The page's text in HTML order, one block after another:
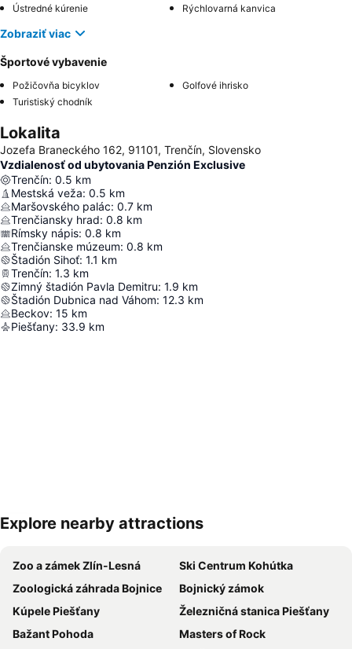
Ústredné kúrenie Rýchlovarná kanvica
Zobraziť viac
Športové vybavenie
Požičovňa bicyklov
Golfové ihrisko
Turistiský chodník
Lokalita
Jozefa Braneckého 162, 91101, Trenčín, Slovensko
Vzdialenosť od ubytovania Penzión Exclusive
Trenčín: 0.5 km
Mestská veža: 0.5 km
Maršovského palác: 0.7 km
Trenčiansky hrad: 0.8 km
Rímsky nápis: 0.8 km
Trenčianske múzeum: 0.8 km
Štadión Sihoť: 1.1 km
Trenčín: 1.3 km
Zimný štadión Pavla Demitru: 1.9 km
Štadión Dubnica nad Váhom: 12.3 km
Beckov: 15 km
Piešťany: 33.9 km
Explore nearby attractions
Zoo a zámek Zlín-Lesná
Ski Centrum Kohútka
Zoologická záhrada Bojnice
Bojnický zámok
Kúpele Piešťany
Železničná stanica Piešťany
Bažant Pohoda
Masters of Rock